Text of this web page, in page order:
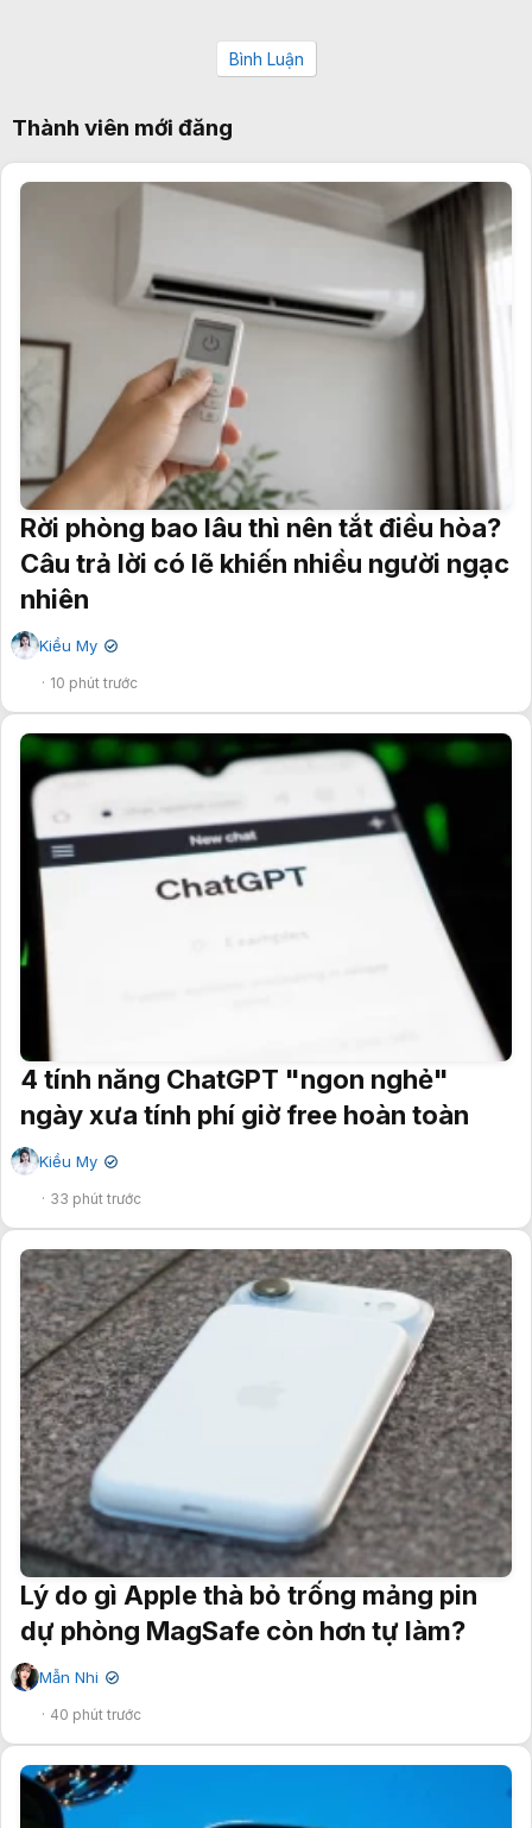
Bình Luận
Thành viên mới đăng
Rời phòng bao lâu thì nên tắt điều hòa?
Câu trả lời có lẽ khiến nhiều người ngạc
nhiên
Kiều My ✔
10 phút trước
4 tính năng ChatGPT "ngon nghẻ"
ngày xưa tính phí giờ free hoàn toàn
Kiều My ✔
33 phút trước
Lý do gì Apple thà bỏ trống mảng pin
dự phòng MagSafe còn hơn tự làm?
Mẫn Nhi ✔
40 phút trước